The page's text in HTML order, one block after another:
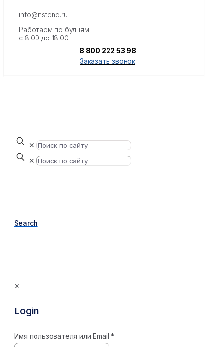
info@nstend.ru
Работаем по будням
с 8.00 до 18.00
8 800 222 53 98
Заказать звонок
✕
✕
Search
✕
Login
Имя пользователя или Email *